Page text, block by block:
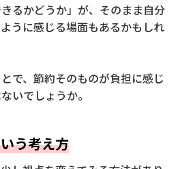
るかどうか」が、そのまま自分
うに感じる場面もあるかもしれ
で、節約そのものが負担に感じ
いでしょうか。
う考え方